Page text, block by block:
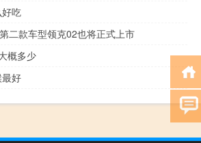
吃
二款车型领克02也将正式上市
概多少
好